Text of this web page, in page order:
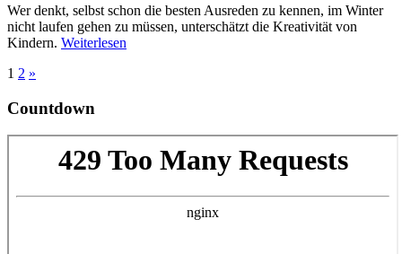
Wer denkt, selbst schon die besten Ausreden zu kennen, im Winter
nicht laufen gehen zu müssen, unterschätzt die Kreativität von
Kindern. Weiterlesen
1 2 »
Countdown